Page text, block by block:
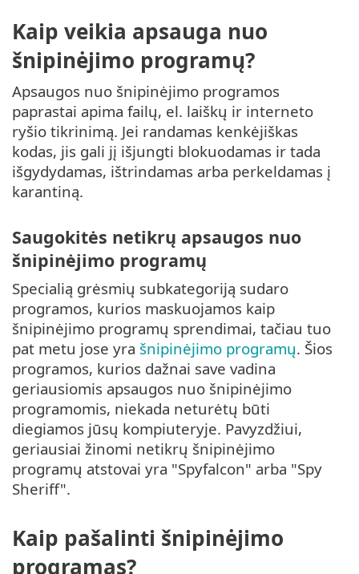
Kaip veikia apsauga nuo
šnipinėjimo programų?
Apsaugos nuo šnipinėjimo programos
paprastai apima failų, el. laiškų ir interneto
ryšio tikrinimą. Jei randamas kenkėjiškas
kodas, jis gali jį išjungti blokuodamas ir tada
išgydydamas, ištrindamas arba perkeldamas į
karantiną.
Saugokitės netikrų apsaugos nuo
šnipinėjimo programų
Specialią grėsmių subkategoriją sudaro
programos, kurios maskuojamos kaip
šnipinėjimo programų sprendimai, tačiau tuo
pat metu jose yra šnipinėjimo programų. Šios
programos, kurios dažnai save vadina
geriausiomis apsaugos nuo šnipinėjimo
programomis, niekada neturėtų būti
diegiamos jūsų kompiuteryje. Pavyzdžiui,
geriausiai žinomi netikrų šnipinėjimo
programų atstovai yra "Spyfalcon" arba "Spy
Sheriff".
Kaip pašalinti šnipinėjimo
programas?